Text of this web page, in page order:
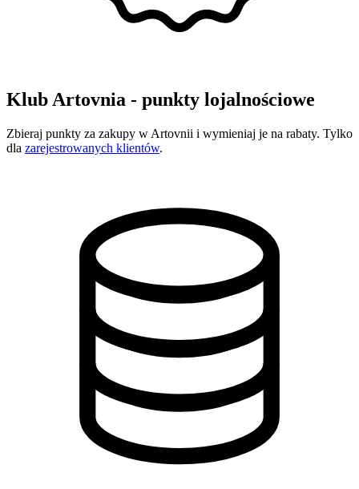
Klub Artovnia - punkty lojalnościowe
Zbieraj punkty za zakupy w Artovnii i wymieniaj je na rabaty. Tylko
dla zarejestrowanych klientów.